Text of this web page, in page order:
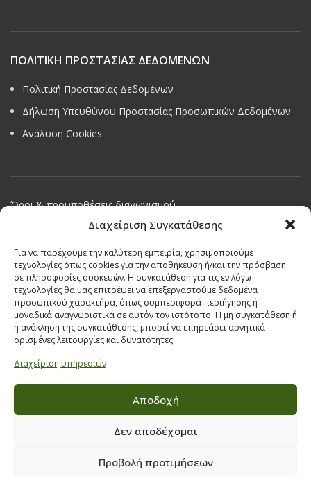
Διαχείριση Συγκατάθεσης
Για να παρέχουμε την καλύτερη εμπειρία, χρησιμοποιούμε
τεχνολογίες όπως cookies για την αποθήκευση ή/και την πρόσβαση
σε πληροφορίες συσκευών. Η συγκατάθεση για τις εν λόγω
τεχνολογίες θα μας επιτρέψει να επεξεργαστούμε δεδομένα
προσωπικού χαρακτήρα, όπως συμπεριφορά περιήγησης ή
μοναδικά αναγνωριστικά σε αυτόν τον ιστότοπο. Η μη συγκατάθεση ή
η ανάκληση της συγκατάθεσης, μπορεί να επηρεάσει αρνητικά
ορισμένες λειτουργίες και δυνατότητες.
Διαχείριση υπηρεσιών
Αποδοχή
Δεν αποδέχομαι
Προβολή προτιμήσεων
ΠΟΛΙΤΙΚΗ ΠΡΟΣΤΑΣΙΑΣ ΔΕΔΟΜΕΝΩΝ
Πολιτική Προστασίας Δεδομένων
Δήλωση Υπευθύνου Προστασίας Προσωπικών Δεδομένων
Ανάλυση Cookies
Όροι & προϋποθέσεις διαγωνισμού
ΣΤΟΙΧΕΙΑ ΕΠΙΚΟΙΝΩΝΙΑΣ
Παπαναστασίου 209,
Θεσσαλονίκη, ΤΚ 542 50
Τηλ:231 030 9709,231 035 1630
Email:info@ecobuildings.gr
Email:eshop@ecobuildings.gr
ΟΡΟΙ ΧΡΗΣΗΣ
ΠΟΛΙΤΙΚΗ ΑΠΟΡΡΗΤΟΥ
ΒΡΕΙΤΕ ΜΑΣ ΣΤΟ ΧΑΡΤΗ